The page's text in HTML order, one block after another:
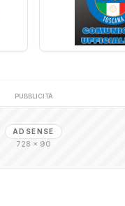
PUBBLICITÀ
ADSENSE
728 × 90